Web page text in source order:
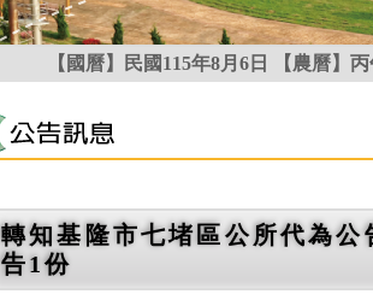
【國曆】民國115年8月6日 【農曆】
轉知基隆市七堵區公所代為
告1份